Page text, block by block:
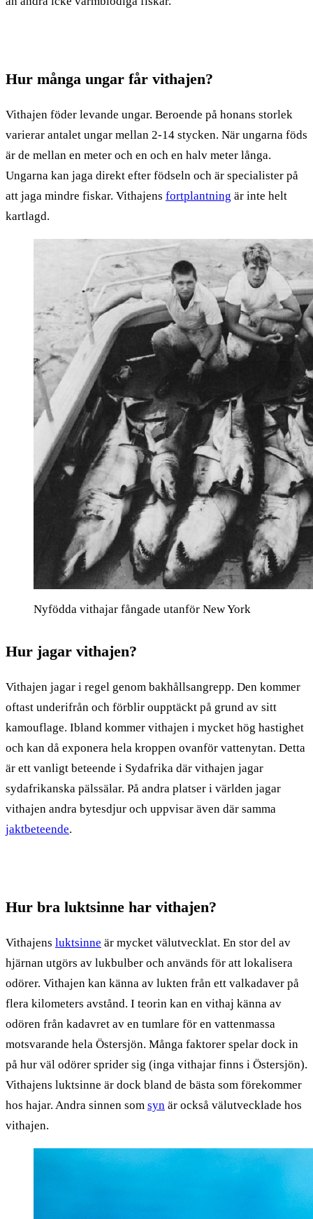
Hur många ungar får vithajen?
Vithajen föder levande ungar. Beroende på honans storlek
varierar antalet ungar mellan 2-14 stycken. När ungarna föds
är de mellan en meter och en och en halv meter långa.
Ungarna kan jaga direkt efter födseln och är specialister på
att jaga mindre fiskar. Vithajens fortplantning är inte helt
kartlagd.
Nyfödda vithajar fångade utanför New York
Hur jagar vithajen?
Vithajen jagar i regel genom bakhållsangrepp. Den kommer
oftast underifrån och förblir oupptäckt på grund av sitt
kamouflage. Ibland kommer vithajen i mycket hög hastighet
och kan då exponera hela kroppen ovanför vattenytan. Detta
är ett vanligt beteende i Sydafrika där vithajen jagar
sydafrikanska pälssälar. På andra platser i världen jagar
vithajen andra bytesdjur och uppvisar även där samma
jaktbeteende.
Hur bra luktsinne har vithajen?
Vithajens luktsinne är mycket välutvecklat. En stor del av
hjärnan utgörs av lukbulber och används för att lokalisera
odörer. Vithajen kan känna av lukten från ett valkadaver på
flera kilometers avstånd. I teorin kan en vithaj känna av
odören från kadavret av en tumlare för en vattenmassa
motsvarande hela Östersjön. Många faktorer spelar dock in
på hur väl odörer sprider sig (inga vithajar finns i Östersjön).
Vithajens luktsinne är dock bland de bästa som förekommer
hos hajar. Andra sinnen som syn är också välutvecklade hos
vithajen.